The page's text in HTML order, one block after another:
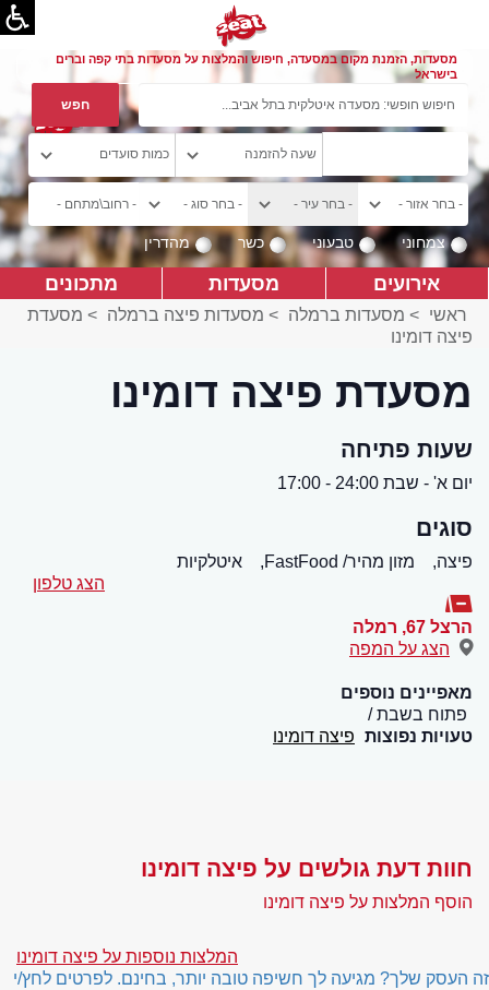
מסעדות, הזמנת מקום במסעדה, חיפוש והמלצות על מסעדות בתי קפה וברים
בישראל
צמחוני טבעוני כשר מהדרין
אירועים מסעדות מתכונים
ראשי > מסעדות ברמלה > מסעדות פיצה ברמלה > מסעדת
פיצה דומינו
מסעדת פיצה דומינו
שעות פתיחה
יום א' - שבת 24:00 - 17:00
סוגים
פיצה, מזון מהיר/ FastFood,
איטלקיות
הצג טלפון
הרצל 67 , רמלה
הצג על המפה
מאפיינים נוספים
פתוח בשבת
טעויות נפוצות פיצה דומינו
חוות דעת גולשים על פיצה דומינו
הוסף המלצות על פיצה דומינו
המלצות נוספות על פיצה דומינו
זה העסק שלך? מגיעה לך חשיפה טובה יותר, בחינם. לפרטים לחץ/י